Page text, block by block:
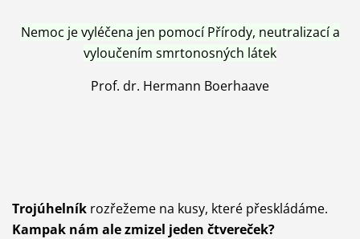
Nemoc je vyléčena jen pomocí Přírody, neutralizací a
vyloučením smrtonosných látek
Prof. dr. Hermann Boerhaave
Trojúhelníkrozřežeme na kusy, které přeskládáme.
Kampak nám ale zmizel jeden čtvereček?